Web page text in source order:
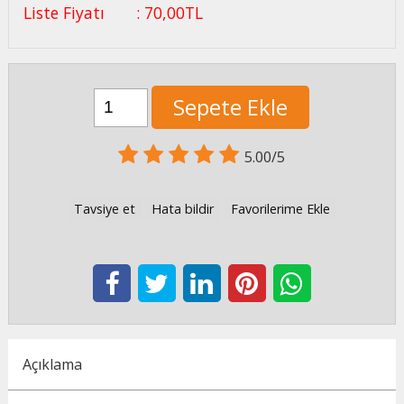
Liste Fiyatı : 70,00TL
Sepete Ekle
5.00/5
Tavsiye et Hata bildir Favorilerime Ekle
Açıklama